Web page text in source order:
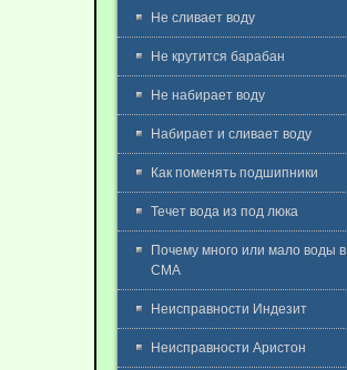
Не сливает воду
Не крутится барабан
Не набирает воду
Набирает и сливает воду
Как поменять подшипники
Течет вода из под люка
Почему много или мало воды в
СМА
Неисправности Индезит
Неисправности Аристон